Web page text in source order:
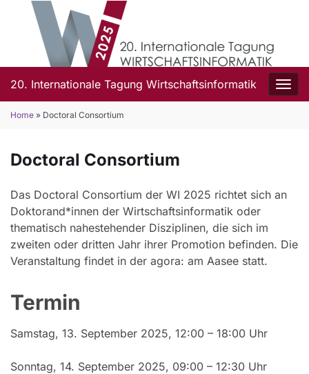
20. Internationale Tagung Wirtschaftsinformatik
Home » Doctoral Consortium
Doctoral Consortium
Das Doctoral Consortium der WI 2025 richtet sich an
Doktorand*innen der Wirtschaftsinformatik oder
thematisch nahestehender Disziplinen, die sich im
zweiten oder dritten Jahr ihrer Promotion befinden. Die
Veranstaltung findet in der agora: am Aasee statt.
Termin
Samstag, 13. September 2025, 12:00 – 18:00 Uhr
Sonntag, 14. September 2025, 09:00 – 12:30 Uhr